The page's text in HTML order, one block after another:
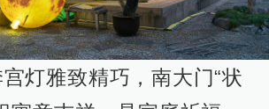
灯雅致精巧，南大门“状